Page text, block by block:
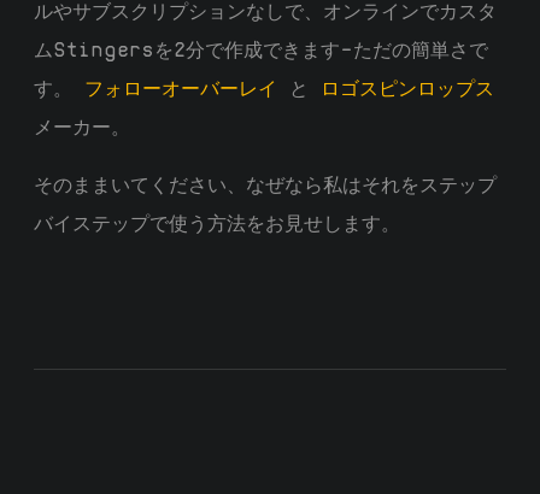
ルやサブスクリプションなしで、オンラインでカスタ
ムStingersを2分で作成できます—ただの簡単さで
す。
フォローオーバーレイ と
ロゴスピンロップス
メーカー。
そのままいてください、なぜなら私はそれをステップ
バイステップで使う方法をお見せします。